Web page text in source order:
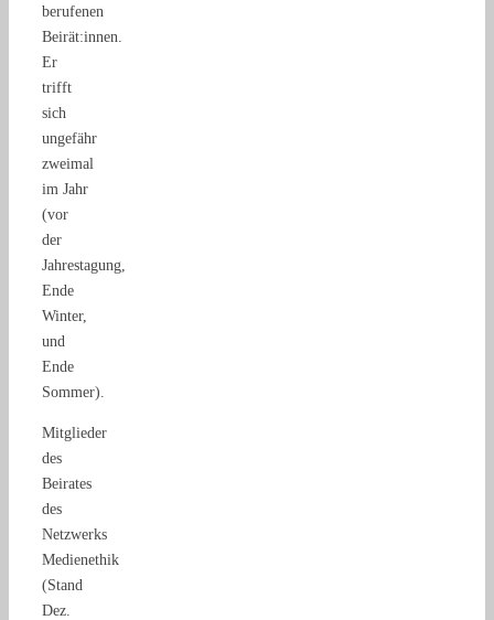
berufenen
Beirät:innen.
Er
trifft
sich
ungefähr
zweimal
im Jahr
(vor
der
Jahrestagung,
Ende
Winter,
und
Ende
Sommer).
Mitglieder
des
Beirates
des
Netzwerks
Medienethik
(Stand
Dez.